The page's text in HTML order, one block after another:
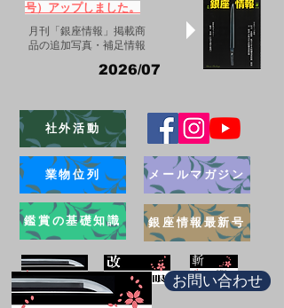
号）アップしました。
月刊「銀座情報」掲載商
品の追加写真・補足情報
2026/07
社外活動
業物位列
鑑賞の基礎知識
メールマガジン
銀座情報最新号
お問い合わせ